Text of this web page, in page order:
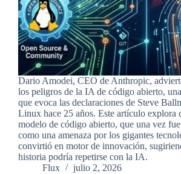
Dario Amodei, CEO de Anthropic,
los peligros de la IA de código abierto,
que evoca las declaraciones de Steve
Linux hace 25 años. Este artículo explora
modelo de código abierto, que una vez
como una amenaza por los gigantes
convirtió en motor de innovación,
historia podría repetirse con la IA.
Flux
julio 2, 2026